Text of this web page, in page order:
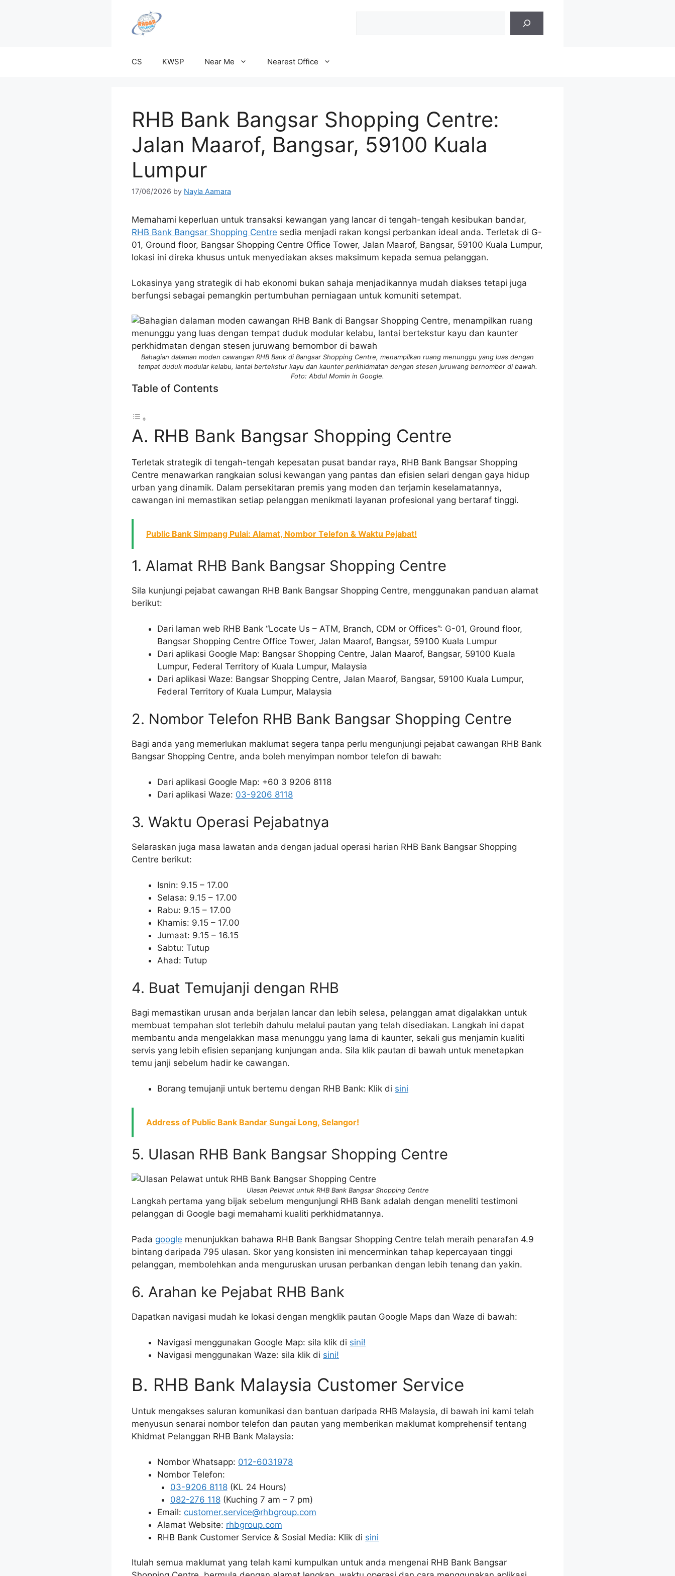
CS KWSP Near Me Nearest Office
RHB Bank Bangsar Shopping Centre:
Jalan Maarof, Bangsar, 59100 Kuala
Lumpur
17/06/2026 by Nayla Aamara
Memahami keperluan untuk transaksi kewangan yang lancar di tengah-tengah kesibukan bandar,
RHB Bank Bangsar Shopping Centre sedia menjadi rakan kongsi perbankan ideal anda. Terletak di G-
01, Ground floor, Bangsar Shopping Centre Office Tower, Jalan Maarof, Bangsar, 59100 Kuala Lumpur,
lokasi ini direka khusus untuk menyediakan akses maksimum kepada semua pelanggan.
Lokasinya yang strategik di hab ekonomi bukan sahaja menjadikannya mudah diakses tetapi juga
berfungsi sebagai pemangkin pertumbuhan perniagaan untuk komuniti setempat.
Bahagian dalaman moden cawangan RHB Bank di Bangsar Shopping Centre, menampilkan ruang menunggu yang luas dengan
tempat duduk modular kelabu, lantai bertekstur kayu dan kaunter perkhidmatan dengan stesen juruwang bernombor di bawah.
Foto: Abdul Momin in Google.
Table of Contents
A. RHB Bank Bangsar Shopping Centre
Terletak strategik di tengah-tengah kepesatan pusat bandar raya, RHB Bank Bangsar Shopping
Centre menawarkan rangkaian solusi kewangan yang pantas dan efisien selari dengan gaya hidup
urban yang dinamik. Dalam persekitaran premis yang moden dan terjamin keselamatannya,
cawangan ini memastikan setiap pelanggan menikmati layanan profesional yang bertaraf tinggi.
Public Bank Simpang Pulai: Alamat, Nombor Telefon & Waktu Pejabat!
1. Alamat RHB Bank Bangsar Shopping Centre
Sila kunjungi pejabat cawangan RHB Bank Bangsar Shopping Centre, menggunakan panduan alamat
berikut:
Dari laman web RHB Bank “Locate Us – ATM, Branch, CDM or Offices”: G-01, Ground floor,
Bangsar Shopping Centre Office Tower, Jalan Maarof, Bangsar, 59100 Kuala Lumpur
Dari aplikasi Google Map: Bangsar Shopping Centre, Jalan Maarof, Bangsar, 59100 Kuala
Lumpur, Federal Territory of Kuala Lumpur, Malaysia
Dari aplikasi Waze: Bangsar Shopping Centre, Jalan Maarof, Bangsar, 59100 Kuala Lumpur,
Federal Territory of Kuala Lumpur, Malaysia
2. Nombor Telefon RHB Bank Bangsar Shopping Centre
Bagi anda yang memerlukan maklumat segera tanpa perlu mengunjungi pejabat cawangan RHB Bank
Bangsar Shopping Centre, anda boleh menyimpan nombor telefon di bawah:
Dari aplikasi Google Map: +60 3 9206 8118
Dari aplikasi Waze: 03-9206 8118
3. Waktu Operasi Pejabatnya
Selaraskan juga masa lawatan anda dengan jadual operasi harian RHB Bank Bangsar Shopping
Centre berikut:
Isnin: 9.15 – 17.00
Selasa: 9.15 – 17.00
Rabu: 9.15 – 17.00
Khamis: 9.15 – 17.00
Jumaat: 9.15 – 16.15
Sabtu: Tutup
Ahad: Tutup
4. Buat Temujanji dengan RHB
Bagi memastikan urusan anda berjalan lancar dan lebih selesa, pelanggan amat digalakkan untuk
membuat tempahan slot terlebih dahulu melalui pautan yang telah disediakan. Langkah ini dapat
membantu anda mengelakkan masa menunggu yang lama di kaunter, sekali gus menjamin kualiti
servis yang lebih efisien sepanjang kunjungan anda. Sila klik pautan di bawah untuk menetapkan
temu janji sebelum hadir ke cawangan.
Borang temujanji untuk bertemu dengan RHB Bank: Klik di sini
Address of Public Bank Bandar Sungai Long, Selangor!
5. Ulasan RHB Bank Bangsar Shopping Centre
Ulasan Pelawat untuk RHB Bank Bangsar Shopping Centre
Langkah pertama yang bijak sebelum mengunjungi RHB Bank adalah dengan meneliti testimoni
pelanggan di Google bagi memahami kualiti perkhidmatannya.
Pada google menunjukkan bahawa RHB Bank Bangsar Shopping Centre telah meraih penarafan 4.9
bintang daripada 795 ulasan. Skor yang konsisten ini mencerminkan tahap kepercayaan tinggi
pelanggan, membolehkan anda menguruskan urusan perbankan dengan lebih tenang dan yakin.
6. Arahan ke Pejabat RHB Bank
Dapatkan navigasi mudah ke lokasi dengan mengklik pautan Google Maps dan Waze di bawah:
Navigasi menggunakan Google Map: sila klik di sini!
Navigasi menggunakan Waze: sila klik di sini!
B. RHB Bank Malaysia Customer Service
Untuk mengakses saluran komunikasi dan bantuan daripada RHB Malaysia, di bawah ini kami telah
menyusun senarai nombor telefon dan pautan yang memberikan maklumat komprehensif tentang
Khidmat Pelanggan RHB Bank Malaysia:
Nombor Whatsapp: 012-6031978
Nombor Telefon:
03-9206 8118(KL 24 Hours)
082-276 118(Kuching 7 am – 7 pm)
Email: customer.service@rhbgroup.com
Alamat Website: rhbgroup.com
RHB Bank Customer Service & Sosial Media: Klik di sini
Itulah semua maklumat yang telah kami kumpulkan untuk anda mengenai RHB Bank Bangsar